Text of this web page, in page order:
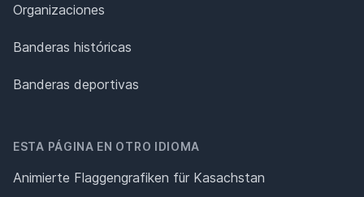
Organizaciones
Banderas históricas
Banderas deportivas
ESTA PÁGINA EN OTRO IDIOMA
Animierte Flaggengrafiken für Kasachstan